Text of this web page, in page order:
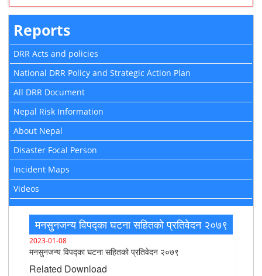
Reports
DRR Acts and policies
National DRR Policy and Strategic Action Plan
All DRR Document
Nepal Risk Information
About Nepal
Disaster Focal Person
Incident Maps
Videos
मनसुनजन्य विपद्का घटना सहितको प्रतिवेदन २०७९
2023-01-08
मनसुनजन्य विपद्का घटना सहितको प्रतिवेदन २०७९
Related Download